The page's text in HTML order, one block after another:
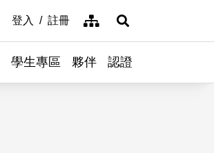
登入 註冊 網站導覽展開搜尋
學生專區 夥伴 認證